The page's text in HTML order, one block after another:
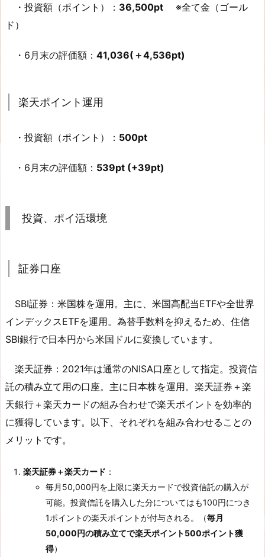
・投資額（ポイント）： 36,500pt ※全て金（ゴール
ド）
・6月末の評価額： 41,036(＋4,536pt)
楽天ポイント運用
・投資額（ポイント）： 500pt
・6月末の評価額： 539pt (+39pt)
投資、ポイ活環境
証券口座
SBI証券：米国株を運用。主に、米国高配当ETFや全世界
インデックスETFを運用。為替手数料を抑えるため、住信
SBI銀行で日本円から米国ドルに変換しています。
楽天証券：2021年は通常のNISA口座として指定。投資信
託の積み立て用の口座。主に日本株を運用。楽天証券＋楽
天銀行＋楽天カードの組み合わせで楽天ポイントを効率的
に獲得しています。以下、それぞれを組み合わせることの
メリットです。
楽天証券＋楽天カード ：
毎月50,000円を上限に楽天カードで投資信託の購入が
可能。投資信託を購入した分についてはも100円につき
1ポイントの楽天ポイントが付与される。（毎月
50,000円の積み立てで楽天ポイント500ポイント獲
得）